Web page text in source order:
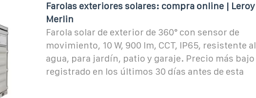
Farolas exteriores solares: compra online | Leroy
Merlin
Farola solar de exterior de 360° con sensor de
movimiento, 10 W, 900 lm, CCT, IP65, resistente al
agua, para jardín, patio y garaje. Precio más bajo
registrado en los últimos 30 días antes de esta